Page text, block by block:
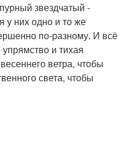
звездчатый -
у них одно и то же
по-разному. И всё
и тихая
ветра, чтобы
света, чтобы